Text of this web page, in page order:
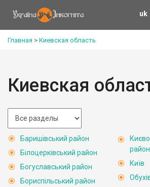
uk
Главная > Киевская область
Киевская
Баришівський район
Білоцерківський район
Богуславський район
Бориспільський район
район
Київ